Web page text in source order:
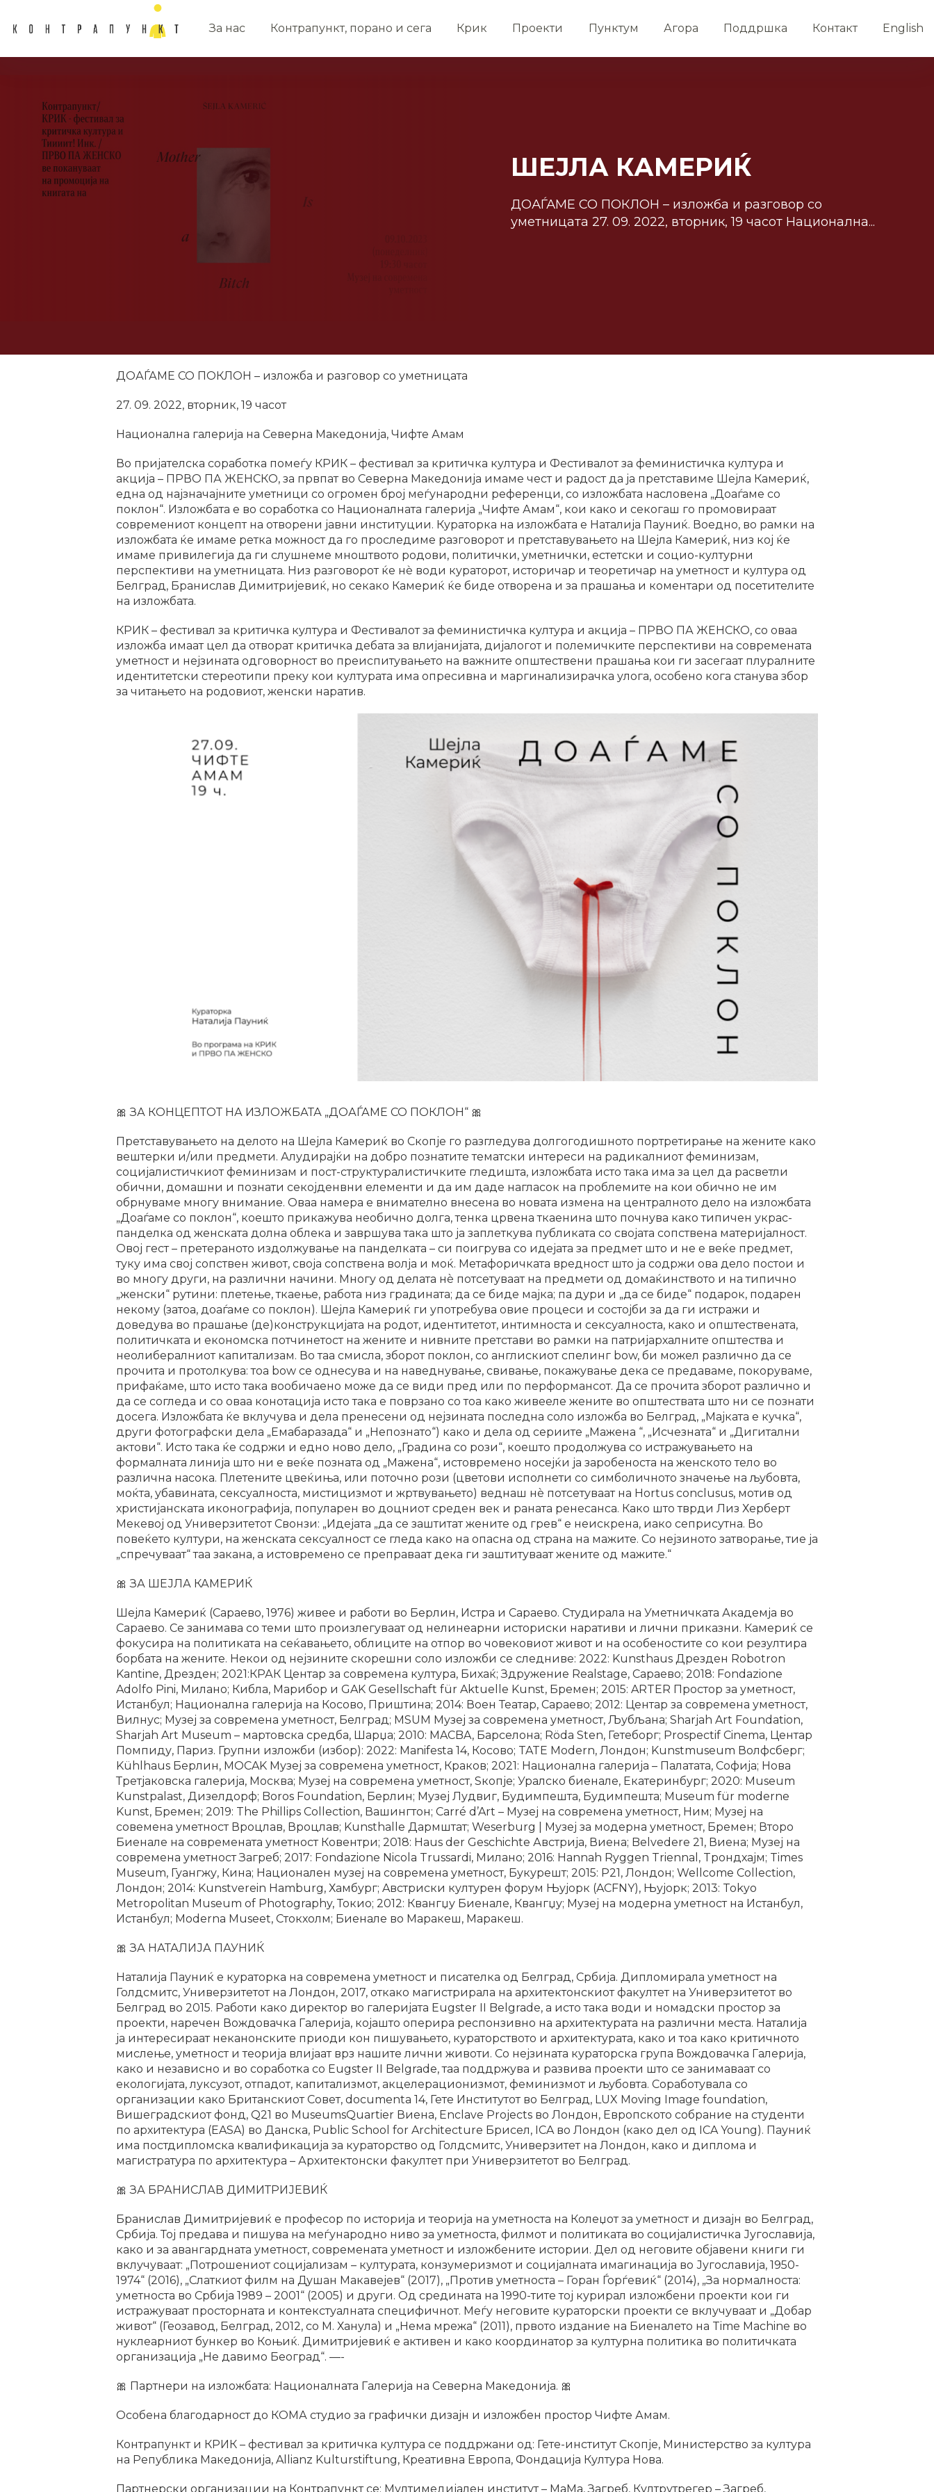
За нас Контрапункт, порано и сега Крик Проекти Пунктум Агора Поддршка Контакт English
ШЕЈЛА КАМЕРИЌ
ДОАЃАМЕ СО ПОКЛОН – изложба и разговор со
уметницата 27. 09. 2022, вторник, 19 часот Национална...
ДОАЃАМЕ СО ПОКЛОН – изложба и разговор со уметницата
27. 09. 2022, вторник, 19 часот
Национална галерија на Северна Македонија, Чифте Амам
Во пријателска соработка помеѓу КРИК – фестивал за критичка култура и Фестивалот за феминистичка култура и
акција – ПРВО ПА ЖЕНСКО, за првпат во Северна Македонија имаме чест и радост да ја претставиме Шејла Камериќ,
една од најзначајните уметници со огромен број меѓународни референци, со изложбата насловена „Доаѓаме со
поклон“. Изложбата е во соработка со Националната галерија „Чифте Амам“, кои како и секогаш го промовираат
современиот концепт на отворени јавни институции. Кураторка на изложбата е Наталија Пауниќ. Воедно, во рамки на
изложбата ќе имаме ретка можност да го проследиме разговорот и претставувањето на Шејла Камериќ, низ кој ќе
имаме привилегија да ги слушнеме мноштвото родови, политички, уметнички, естетски и социо-културни
перспективи на уметницата. Низ разговорот ќе нѐ води кураторот, историчар и теоретичар на уметност и култура од
Белград, Бранислав Димитријевиќ, но секако Камериќ ќе биде отворена и за прашања и коментари од посетителите
на изложбата.
КРИК – фестивал за критичка култура и Фестивалот за феминистичка култура и акција – ПРВО ПА ЖЕНСКО, со оваа
изложба имаат цел да отворат критичка дебата за влијанијата, дијалогот и полемичките перспективи на современата
уметност и нејзината одговорност во преиспитувањето на важните општествени прашања кои ги засегаат плуралните
идентитетски стереотипи преку кои културата има опресивна и маргинализирачка улога, особено кога станува збор
за читањето на родовиот, женски наратив.
🎀 ЗА КОНЦЕПТОТ НА ИЗЛОЖБАТА „ДОАЃАМЕ СО ПОКЛОН“ 🎀
Претставувањето на делото на Шејла Камериќ во Скопје го разгледува долгогодишното портретирање на жените како
вештерки и/или предмети. Алудирајќи на добро познатите тематски интереси на радикалниот феминизам,
социјалистичкиот феминизам и пост-структуралистичките гледишта, изложбата исто така има за цел да расветли
обични, домашни и познати секојденвни елементи и да им даде нагласок на проблемите на кои обично не им
обрнуваме многу внимание. Оваа намера е внимателно внесена во новата измена на централното дело на изложбата
„Доаѓаме со поклон“, коешто прикажува необично долга, тенка црвена ткаенина што почнува како типичен украс-
панделка од женската долна облека и завршува така што ја заплеткува публиката со својата сопствена материјалност.
Овој гест – претераното издолжување на панделката – си поигрува со идејата за предмет што и не е веќе предмет,
туку има свој сопствен живот, своја сопствена волја и моќ. Метафоричката вредност што ја содржи ова дело постои и
во многу други, на различни начини. Многу од делата нè потсетуваат на предмети од домаќинството и на типично
„женски“ рутини: плетење, ткаење, работа низ градината; да се биде мајка; па дури и „да се биде“ подарок, подарен
некому (затоа, доаѓаме со поклон). Шејла Камериќ ги употребува овие процеси и состојби за да ги истражи и
доведува во прашање (де)конструкцијата на родот, идентитетот, интимноста и сексуалноста, како и општествената,
политичката и економска потчинетост на жените и нивните претстави во рамки на патријархалните општества и
неолибералниот капитализам. Во таа смисла, зборот поклон, со англискиот спелинг bow, би можел различно да се
прочита и протолкува: тоа bow се однесува и на наведнување, свивање, покажување дека се предаваме, покоруваме,
прифаќаме, што исто така вообичаено може да се види пред или по перформансот. Да се прочита зборот различно и
да се согледа и со оваа конотација исто така е поврзано со тоа како живееле жените во општествата што ни се познати
досега. Изложбата ќе вклучува и дела пренесени од нејзината последна соло изложба во Белград, „Мајката е кучка“,
други фотографски дела „Емабаразада“ и „Непознато“) како и дела од сериите „Мажена “, „Исчезната“ и „Дигитални
актови“. Исто така ќе содржи и едно ново дело, „Градина со рози“, коешто продолжува со истражувањето на
формалната линија што ни е веќе позната од „Мажена“, истовремено носејќи ја заробеноста на женското тело во
различна насока. Плетените цвеќиња, или поточно рози (цветови исполнети со симболичното значење на љубовта,
моќта, убавината, сексуалноста, мистицизмот и жртвувањето) веднаш нè потсетуваат на Hortus conclusus, мотив од
христијанската иконографија, популарен во доцниот среден век и раната ренесанса. Како што тврди Лиз Херберт
Мекевој од Универзитетот Свонзи: „Идејата „да се заштитат жените од грев“ е неискрена, иако сеприсутна. Во
повеќето култури, на женската сексуалност се гледа како на опасна од страна на мажите. Со нејзиното затворање, тие ја
„спречуваат“ таа закана, а истовремено се преправаат дека ги заштитуваат жените од мажите.“
🎀 ЗА ШЕЈЛА КАМЕРИЌ
Шејла Камериќ (Сараево, 1976) живее и работи во Берлин, Истра и Сараево. Студирала на Уметничката Академја во
Сараево. Се занимава со теми што произлегуваат од нелинеарни историски наративи и лични приказни. Камериќ се
фокусира на политиката на сеќавањето, облиците на отпор во човековиот живот и на особеностите со кои резултира
борбата на жените. Некои од нејзините скорешни соло изложби се следниве: 2022: Kunsthaus Дрезден Robotron
Kantine, Дрезден; 2021:КРАК Центар за современа култура, Бихаќ; Здружение Realstage, Сараево; 2018: Fondazione
Adolfo Pini, Милано; Кибла, Mарибор и GAK Gesellschaft für Aktuelle Kunst, Бремен; 2015: ARTER Простор за уметност,
Истанбул; Национална галерија на Косово, Приштина; 2014: Воен Театар, Сараево; 2012: Центар за современа уметност,
Вилнус; Музеј за современа уметност, Белград; MSUM Mузеј за современа уметност, Љубљана; Sharjah Art Foundation,
Sharjah Art Museum – мартовска средба, Шарџа; 2010: MACBA, Барселона; Röda Sten, Гетеборг; Prospectif Cinema, Центар
Помпиду, Париз. Групни изложби (избор): 2022: Manifesta 14, Косово; TATE Modern, Лондон; Kunstmuseum Волфсберг;
Kühlhaus Берлин, MOCAK Mузеј за современа уметност, Краков; 2021: Национална галерија – Палатата, Софија; Нова
Третјаковска галерија, Moсква; Mузеј на современа уметност, Sкопје; Уралско биенале, Eкатеринбург; 2020: Museum
Kunstpalast, Дизелдорф; Boros Foundation, Берлин; Музеј Лудвиг, Будимпешта, Будимпешта; Museum für moderne
Kunst, Бремен; 2019: The Phillips Collection, Вашингтон; Carré d’Art – Mузеј на современа уметност, Ним; Музеј на
совемена уметност Вроцлав, Вроцлав; Kunsthalle Дармштат; Weserburg | Mузеј за модерна уметност, Бремен; Второ
Биенале на современата уметност Ковентри; 2018: Haus der Geschichte Австрија, Виена; Belvedere 21, Виена; Mузеј на
современа уметност Загреб; 2017: Fondazione Nicola Trussardi, Милано; 2016: Hannah Ryggen Triennal, Tрондхајм; Times
Museum, Гуангжу, Кина; Национален музеј на современа уметност, Букурешт; 2015: P21, Лондон; Wellcome Collection,
Лондон; 2014: Kunstverein Hamburg, Хамбург; Aвстриски културен форум Њујорк (ACFNY), Њујорк; 2013: Tokyo
Metropolitan Museum of Photography, Токио; 2012: Квангџу Биенале, Квангџу; Музеј на модерна уметност на Истанбул,
Истанбул; Moderna Museet, Стокхолм; Биенале во Маракеш, Maракеш.
🎀 ЗА НАТАЛИЈА ПАУНИЌ
Наталија Пауниќ е кураторка на современа уметност и писателка од Белград, Србија. Дипломирала уметност на
Голдсмитс, Универзитетот на Лондон, 2017, откако магистрирала на архитектонскиот факултет на Универзитетот во
Белград во 2015. Работи како директор во галеријата Eugster II Belgrade, а исто така води и номадски простор за
проекти, наречен Вождовачка Галерија, којашто оперира респонзивно на архитектурата на различни места. Наталија
ја интересираат неканонските приоди кон пишувањето, кураторството и архитектурата, како и тоа како критичното
мислење, уметност и теорија влијаат врз нашите лични животи. Со нејзината кураторска група Вождовачка Галерија,
како и независно и во соработка со Eugster II Belgrade, таа поддржува и развива проекти што се занимаваат со
екологијата, луксузот, отпадот, капитализмот, акцелерационизмот, феминизмот и љубовта. Соработувала со
организации како Британскиот Совет, documenta 14, Гете Институтот во Белград, LUX Moving Image foundation,
Вишеградскиот фонд, Q21 во MuseumsQuartier Виена, Enclave Projects во Лондон, Европското собрание на студенти
по архитектура (EASA) во Данска, Public School for Architecture Брисел, ICA во Лондон (како дел од ICA Young). Пауниќ
има постдипломска квалификација за кураторство од Голдсмитс, Универзитет на Лондон, како и диплома и
магистратура по архитектура – Архитектонски факултет при Универзитетот во Белград.
🎀 ЗА БРАНИСЛАВ ДИМИТРИЈЕВИЌ
Бранислав Димитријевиќ е професор по историја и теорија на уметноста на Колеџот за уметност и дизајн во Белград,
Србија. Тој предава и пишува на меѓународно ниво за уметноста, филмот и политиката во социјалистичка Југославија,
како и за авангардната уметност, современата уметност и изложбените истории. Дел од неговите објавени книги ги
вклучуваат: „Потрошениот социјализам – културата, конзумеризмот и социјалната имагинација во Југославија, 1950-
1974“ (2016), „Слаткиот филм на Душан Макавејев“ (2017), „Против уметноста – Горан Ѓорѓевиќ“ (2014), „За нормалноста:
уметноста во Србија 1989 – 2001“ (2005) и други. Од средината на 1990-тите тој курирал изложбени проекти кои ги
истражуваат просторната и контекстуалната специфичнот. Меѓу неговите кураторски проекти се вклучуваат и „Добар
живот“ (Геозавод, Белград, 2012, со М. Ханула) и „Нема мрежа“ (2011), првото издание на Биеналето на Time Machine во
нуклеарниот бункер во Коњиќ. Димитријевиќ е активен и како координатор за културна политика во политичката
организација „Не давимо Београд“. —-
🎀 Партнери на изложбата: Националната Галерија на Северна Македонија. 🎀
Особена благодарност до КОМА студио за графички дизајн и изложбен простор Чифте Амам.
Контрапункт и КРИК – фестивал за критичка култура се поддржани од: Гете-институт Скопје, Министерство за култура
на Република Македонија, Allianz Kulturstiftung, Креативна Европа, Фондација Култура Нова.
Партнерски организации на Контрапункт се: Мултимедијален институт – МаМа, Загреб, Култрутрегер – Загреб,